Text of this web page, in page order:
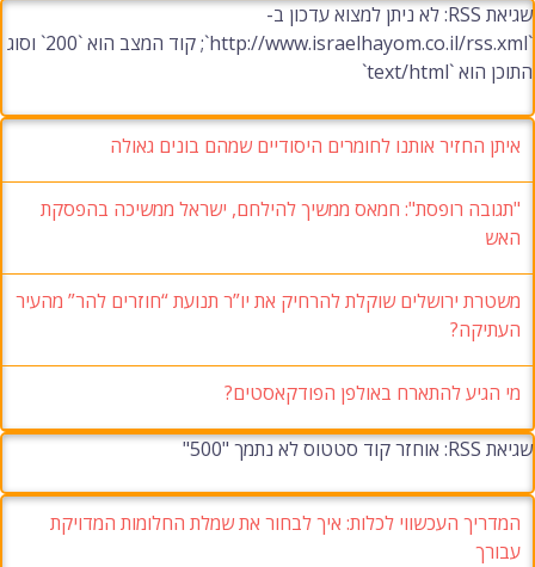
שגיאת RSS: לא ניתן למצוא עדכון ב-
`http://www.israelhayom.co.il/rss.xml`; קוד המצב הוא `200` וסוג
התוכן הוא `text/html`
איתן החזיר אותנו לחומרים היסודיים שמהם בונים גאולה
"תגובה רופסת": חמאס ממשיך להילחם, ישראל ממשיכה בהפסקת
האש
משטרת ירושלים שוקלת להרחיק את יו”ר תנועת “חוזרים להר” מהעיר
העתיקה?
מי הגיע להתארח באולפן הפודקאסטים?
שגיאת RSS: אוחזר קוד סטטוס לא נתמך "500"
המדריך העכשווי לכלות: איך לבחור את שמלת החלומות המדויקת
עבורך